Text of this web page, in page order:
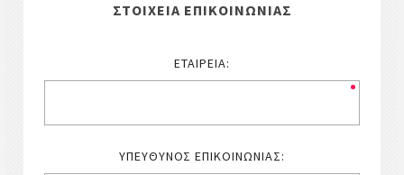
ΣΤΟΙΧΕΊΑ ΕΠΙΚΟΙΝΩΝΊΑΣ
ΕΤΑΙΡΕΊΑ:
ΥΠΕΎΘΥΝΟΣ ΕΠΙΚΟΙΝΩΝΊΑΣ: